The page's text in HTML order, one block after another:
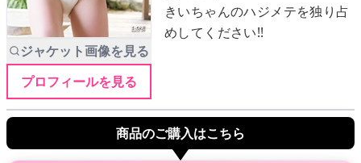
アイドル一覧
ジャケット画像を見る
プロフィールを見る
きいちゃんのハジメテを独り占
めしてください!!
商品のご購入はこちら